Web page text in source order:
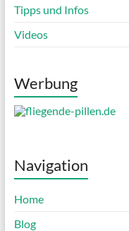
Tipps und Infos
Videos
Werbung
Navigation
Home
Blog